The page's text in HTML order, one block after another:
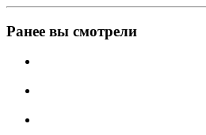
Ранее вы смотрели